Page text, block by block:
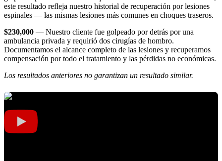
este resultado refleja nuestro historial de recuperación por lesiones
espinales — las mismas lesiones más comunes en choques traseros.
$230,000 — Nuestro cliente fue golpeado por detrás por una
ambulancia privada y requirió dos cirugías de hombro.
Documentamos el alcance completo de las lesiones y recuperamos
compensación por todo el tratamiento y las pérdidas no económicas.
Los resultados anteriores no garantizan un resultado similar.